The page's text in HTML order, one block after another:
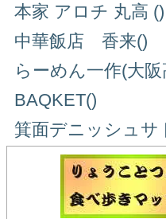
本家 アロチ 丸高 ()
中華飯店 香来()
らーめん一作(大阪
BAQKET()
箕面デニッシュサ